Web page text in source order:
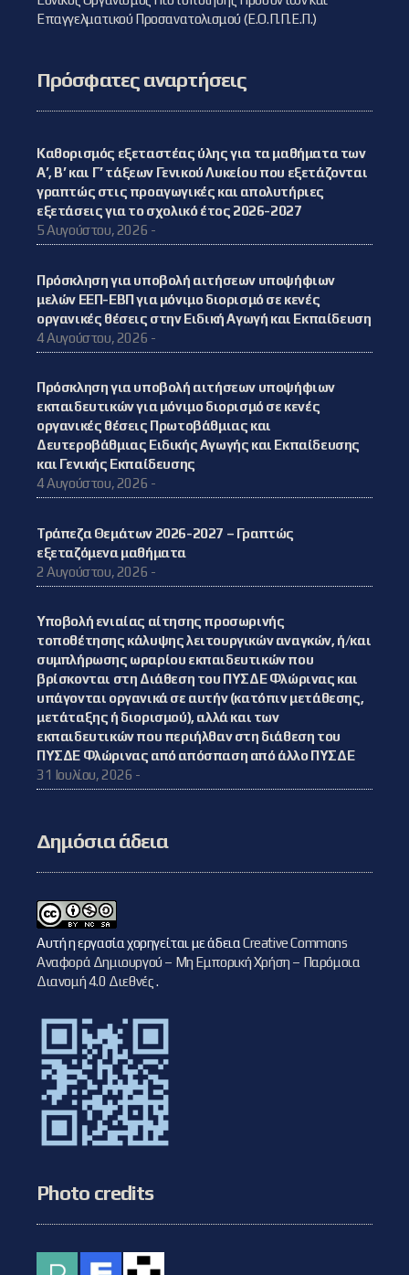
Επαγγελματικού Προσανατολισμού (Ε.Ο.Π.Π.Ε.Π.)
Πρόσφατες αναρτήσεις
Καθορισμός εξεταστέας ύλης για τα μαθήματα των
Α’, Β’ και Γ’ τάξεων Γενικού Λυκείου που εξετάζονται
γραπτώς στις προαγωγικές και απολυτήριες
εξετάσεις για το σχολικό έτος 2026-2027
5 Αυγούστου, 2026 -
Πρόσκληση για υποβολή αιτήσεων υποψήφιων
μελών ΕΕΠ-ΕΒΠ για μόνιμο διορισμό σε κενές
οργανικές θέσεις στην Ειδική Αγωγή και Εκπαίδευση
4 Αυγούστου, 2026 -
Πρόσκληση για υποβολή αιτήσεων υποψήφιων
εκπαιδευτικών για μόνιμο διορισμό σε κενές
οργανικές θέσεις Πρωτοβάθμιας και
Δευτεροβάθμιας Ειδικής Αγωγής και Εκπαίδευσης
και Γενικής Εκπαίδευσης
4 Αυγούστου, 2026 -
Τράπεζα Θεμάτων 2026-2027 – Γραπτώς
εξεταζόμενα μαθήματα
2 Αυγούστου, 2026 -
Υποβολή ενιαίας αίτησης προσωρινής
τοποθέτησης κάλυψης λειτουργικών αναγκών, ή/και
συμπλήρωσης ωραρίου εκπαιδευτικών που
βρίσκονται στη Διάθεση του ΠΥΣΔΕ Φλώρινας και
υπάγονται οργανικά σε αυτήν (κατόπιν μετάθεσης,
μετάταξης ή διορισμού), αλλά και των
εκπαιδευτικών που περιήλθαν στη διάθεση του
ΠΥΣΔΕ Φλώρινας από απόσπαση από άλλο ΠΥΣΔΕ
31 Ιουλίου, 2026 -
Δημόσια άδεια
Αυτή η εργασία χορηγείται με άδειαCreative Commons
Αναφορά Δημιουργού – Μη Εμπορική Χρήση – Παρόμοια
Διανομή 4.0 Διεθνές.
Photo credits